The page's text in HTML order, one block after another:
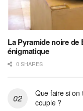
La Pyramide noire de
énigmatique
0 SHARES
Que faire si on
couple ?